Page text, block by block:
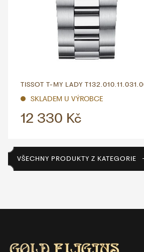
TISSOT T-MY LADY
SKLADEM U VÝROBCE
12 330 Kč
VŠECHNY PRODUKTY Z KATEGORIE